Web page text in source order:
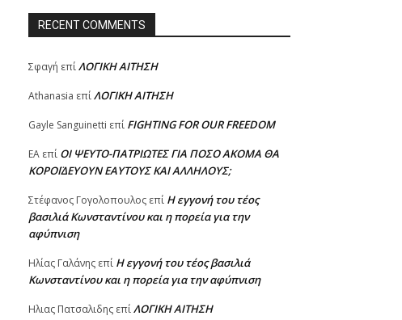
RECENT COMMENTS
Σφαγή επίΛΟΓΙΚΗ ΑΙΤΗΣΗ
Athanasia επίΛΟΓΙΚΗ ΑΙΤΗΣΗ
Gayle Sanguinetti επί FIGHTING FOR OUR FREEDOM
ΕΑ επί ΟΙ ΨΕΥΤΟ-ΠΑΤΡΙΩΤΕΣ ΓΙΑ ΠΟΣΟ ΑΚΟΜΑ ΘΑ
ΚΟΡΟΪΔΕΥΟΥΝ ΕΑΥΤΟΥΣ ΚΑΙ ΑΛΛΗΛΟΥΣ;
Στέφανος Γογολοπουλος επί Η εγγονή του τέος
βασιλιά Κωνσταντίνου και η πορεία για την
αφύπνιση
Ηλίας Γαλάνης επί Η εγγονή του τέος βασιλιά
Κωνσταντίνου και η πορεία για την αφύπνιση
Ηλιας Πατσαλιδης επίΛΟΓΙΚΗ ΑΙΤΗΣΗ